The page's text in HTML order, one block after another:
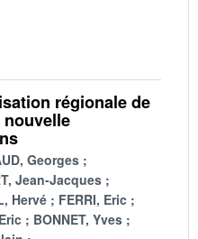
régionale de
Georges
Jean-Jacques
Hervé
FERRI, Eric
BONNET, Yves